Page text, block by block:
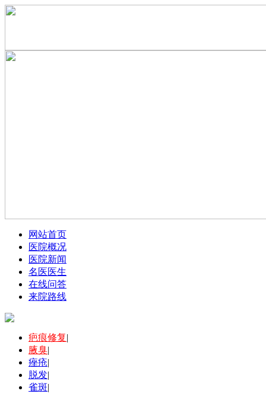
网站首页
医院概况
医院新闻
名医医生
在线问答
来院路线
疤痕修复|
腋臭|
痤疮|
脱发|
雀斑|